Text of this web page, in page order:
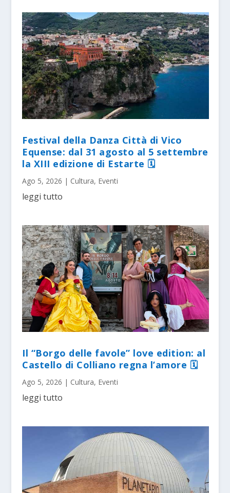
Festival della Danza Città di Vico
Equense: dal 31 agosto al 5 settembre
la XIII edizione di Estarte 🗓
Ago 5, 2026 | Cultura, Eventi
leggi tutto
Il “Borgo delle favole” love edition: al
Castello di Colliano regna l’amore 🗓
Ago 5, 2026 | Cultura, Eventi
leggi tutto